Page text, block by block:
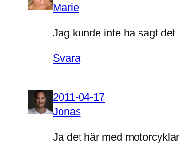
Marie
Jag kunde inte ha sagt
Svara
2011-04-17
Jonas
Ja det här med